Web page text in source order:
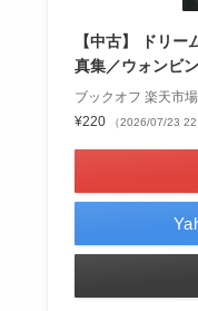
【中古】 ドリ
真集／ウォンビン
ブックオフ 楽天市
¥220
（2026/07/23